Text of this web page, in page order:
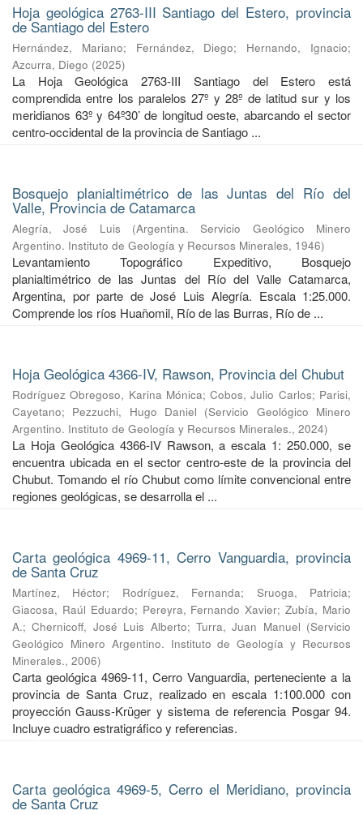
Hoja geológica 2763-III Santiago del Estero, provincia
de Santiago del Estero
Hernández, Mariano; Fernández, Diego; Hernando, Ignacio;
Azcurra, Diego (2025)
La Hoja Geológica 2763-III Santiago del Estero está
comprendida entre los paralelos 27º y 28º de latitud sur y los
meridianos 63º y 64º30’ de longitud oeste, abarcando el sector
centro-occidental de la provincia de Santiago ...
Bosquejo planialtimétrico de las Juntas del Río del
Valle, Provincia de Catamarca
Alegría, José Luis (Argentina. Servicio Geológico Minero
Argentino. Instituto de Geología y Recursos Minerales, 1946)
Levantamiento Topográfico Expeditivo, Bosquejo
planialtimétrico de las Juntas del Río del Valle Catamarca,
Argentina, por parte de José Luis Alegría. Escala 1:25.000.
Comprende los ríos Huañomil, Río de las Burras, Río de ...
Hoja Geológica 4366-IV, Rawson, Provincia del Chubut
Rodríguez Obregoso, Karina Mónica;Cobos, Julio Carlos; Parisi,
Cayetano; Pezzuchi, Hugo Daniel (Servicio Geológico Minero
Argentino. Instituto de Geología y Recursos Minerales., 2024)
La Hoja Geológica 4366-IV Rawson, a escala 1: 250.000, se
encuentra ubicada en el sector centro-este de la provincia del
Chubut. Tomando el río Chubut como límite convencional entre
regiones geológicas, se desarrolla el ...
Carta geológica 4969-11, Cerro Vanguardia, provincia
de Santa Cruz
Martínez, Héctor; Rodríguez, Fernanda; Sruoga, Patricia;
Giacosa, Raúl Eduardo; Pereyra, Fernando Xavier;Zubía, Mario
A.;Chernicoff, José Luis Alberto; Turra, Juan Manuel (Servicio
Geológico Minero Argentino. Instituto de Geología y Recursos
Minerales., 2006)
Carta geológica 4969-11, Cerro Vanguardia, perteneciente a la
provincia de Santa Cruz, realizado en escala 1:100.000 con
proyección Gauss-Krüger y sistema de referencia Posgar 94.
Incluye cuadro estratigráfico y referencias.
Carta geológica 4969-5, Cerro el Meridiano, provincia
de Santa Cruz